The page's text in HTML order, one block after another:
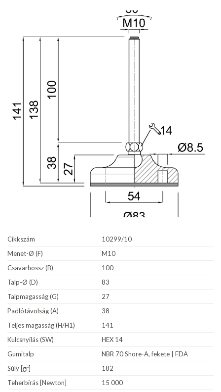
Cikkszám
10299/10
Menet-Ø (F)
M10
Csavarhossz (B)
100
Talp-Ø (D)
83
Talpmagasság (G)
27
Padlótávolság (A)
38
Teljes magasság (H/H1)
141
Kulcsnyílás (SW)
HEX 14
Gumitalp
NBR 70 Shore-A, fekete | FDA
Súly [gr]
182
Teherbírás [Newton]
15 000